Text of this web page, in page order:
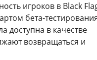
игроков в Black
бета-
доступна в качестве
возвращаться и